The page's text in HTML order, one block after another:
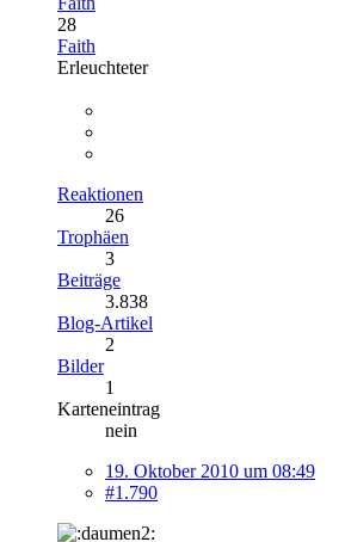
28
Faith
Erleuchteter
Reaktionen
26
Trophäen
3
Beiträge
3.838
Blog-Artikel
2
Bilder
1
Karteneintrag
nein
19. Oktober 2010 um 08:49
#1.790